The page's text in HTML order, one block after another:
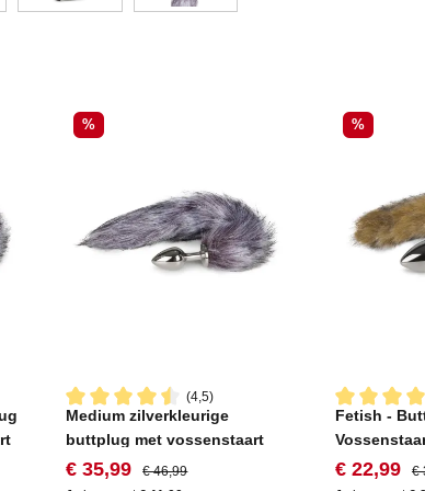
4.7 van 5 sterren
Korting
%
(4,5)
Gemiddelde waardering van 4.5 van 5 sterren
Medium zilverkleurige
buttplug met vossenstaart
Verkoopprijs:
€ 35,99 Normale prijs:
€ 46,99
Korting
%
Fetish -
€ 22,99
€